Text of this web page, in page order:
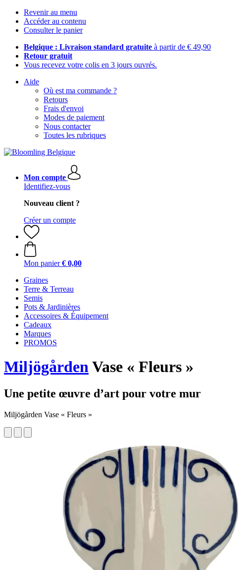
Revenir au menu
Accéder au contenu
Consulter le panier
Belgique : Livraison standard gratuite à partir de € 49,90
Retour gratuit
Vous recevez votre colis en 3 jours ouvrés.
Aide
Où est ma commande ?
Retours
Frais d'envoi
Modes de paiement
Nous contacter
Toutes les rubriques
Mon compte
Identifiez-vous
Nouveau client ?
Créer un compte
Mon panier € 0,00
Graines
Terre & Terreau
Semis
Pots & Jardinières
Accessoires & Équipement
Cadeaux
Marques
PROMOS
MiljögårdenVase « Fleurs »
Une petite œuvre d’art pour votre mur
Miljögården Vase « Fleurs »